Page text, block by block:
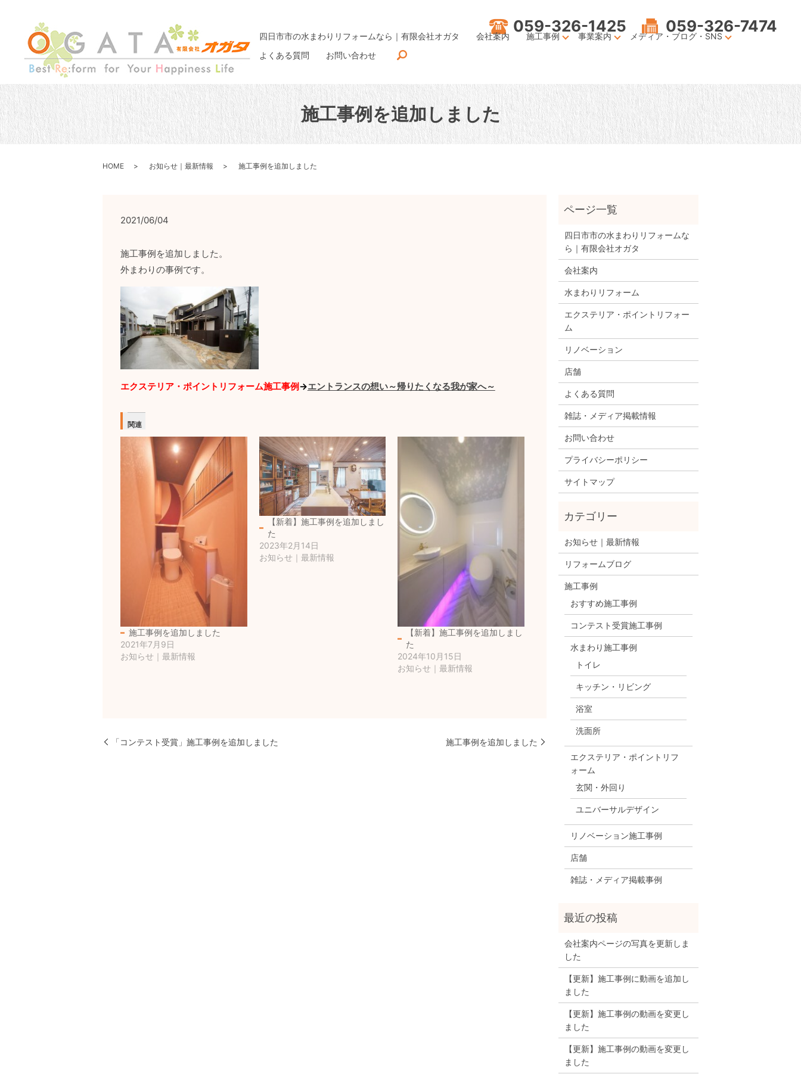
059-326-1425 059-326-7474
四日市市の水まわりリフォームなら｜有限会社オガタ 会社案内 施工事例 事業案内
メディア・ブログ・SNS
よくある質問
お問い合わせ
施工事例を追加しました
HOME お知らせ｜最新情報 施工事例を追加しました
2021/06/04
施工事例を追加しました。
外まわりの事例です。
エクステリア・ポイントリフォーム施工事例→エントランスの想い～帰りたくなる我が家へ～
関連
施工事例を追加しました
2021年7月9日
お知らせ｜最新情報
【新着】施工事例を追加しまし
た
2023年2月14日
お知らせ｜最新情報
【新着】施工事例を追加しまし
た
2024年10月15日
お知らせ｜最新情報
「コンテスト受賞」施工事例を追加しました 施工事例を追加しました
四日市市の水まわりリフォームな
ら｜有限会社オガタ
会社案内
水まわりリフォーム
エクステリア・ポイントリフォー
ム
リノベーション
店舗
よくある質問
雑誌・メディア掲載情報
お問い合わせ
プライバシーポリシー
サイトマップ
お知らせ｜最新情報
リフォームブログ
施工事例
おすすめ施工事例
コンテスト受賞施工事例
水まわり施工事例
トイレ
キッチン・リビング
浴室
洗面所
エクステリア・ポイントリフ
ォーム
玄関・外回り
ユニバーサルデザイン
リノベーション施工事例
店舗
雑誌・メディア掲載事例
会社案内ページの写真を更新しま
した
【更新】施工事例に動画を追加し
ました
【更新】施工事例の動画を変更し
ました
【更新】施工事例の動画を変更し
ました